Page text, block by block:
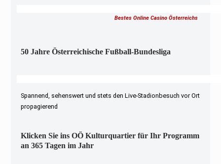
Bestes Online Casino Österreichs
50 Jahre Österreichische Fußball-Bundesliga
Spannend, sehenswert und stets den Live-Stadionbesuch vor Ort
propagierend
Klicken Sie ins OÖ Kulturquartier für Ihr Programm
an 365 Tagen im Jahr